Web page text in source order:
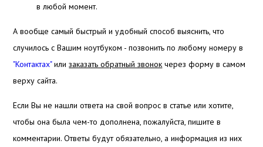
в любой момент.
А вообще самый быстрый и удобный способ выяснить, что
случилось с Вашим ноутбуком - позвонить по любому номеру в
"Контактах"илизаказать обратный звонок через форму в самом
верху сайта.
Если Вы не нашли ответа на свой вопрос в статье или хотите,
чтобы она была чем-то дополнена, пожалуйста, пишите в
комментарии. Ответы будут обязательно, а информация из них